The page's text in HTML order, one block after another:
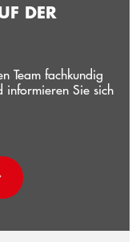
DER
Team fachkundig
informieren Sie sich